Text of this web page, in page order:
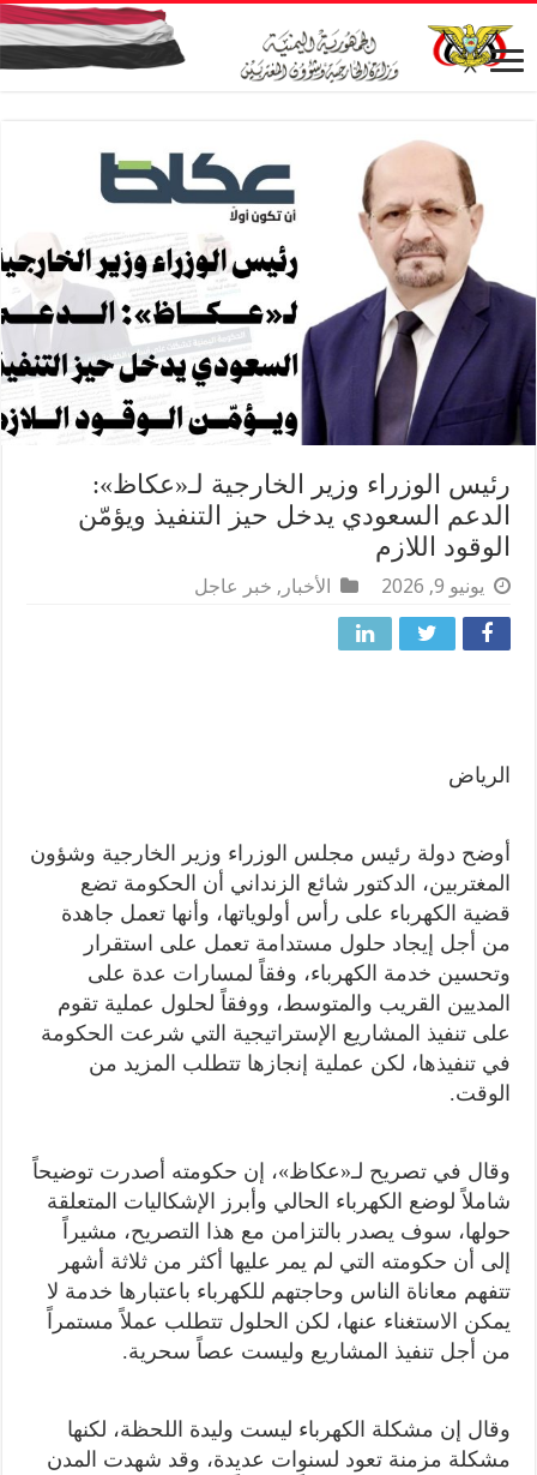
رئيس الوزراء وزير الخارجية لـ«عكاظ»:
الدعم السعودي يدخل حيز التنفيذ ويؤمّن
الوقود اللازم
يونيو 9, 2026 الأخبار , خبر عاجل
الرياض
أوضح دولة رئيس مجلس الوزراء وزير الخارجية وشؤون
المغتربين، الدكتور شائع الزنداني أن الحكومة تضع
قضية الكهرباء على رأس أولوياتها، وأنها تعمل جاهدة
من أجل إيجاد حلول مستدامة تعمل على استقرار
وتحسين خدمة الكهرباء، وفقاً لمسارات عدة على
المديين القريب والمتوسط، ووفقاً لحلول عملية تقوم
على تنفيذ المشاريع الإستراتيجية التي شرعت الحكومة
في تنفيذها، لكن عملية إنجازها تتطلب المزيد من
الوقت.
وقال في تصريح لـ«عكاظ»، إن حكومته أصدرت توضيحاً
شاملاً لوضع الكهرباء الحالي وأبرز الإشكاليات المتعلقة
حولها، سوف يصدر بالتزامن مع هذا التصريح، مشيراً
إلى أن حكومته التي لم يمر عليها أكثر من ثلاثة أشهر
تتفهم معاناة الناس وحاجتهم للكهرباء باعتبارها خدمة لا
يمكن الاستغناء عنها، لكن الحلول تتطلب عملاً مستمراً
من أجل تنفيذ المشاريع وليست عصاً سحرية.
وقال إن مشكلة الكهرباء ليست وليدة اللحظة، لكنها
مشكلة مزمنة تعود لسنوات عديدة، وقد شهدت المدن